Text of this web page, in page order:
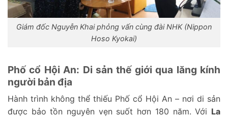
Giám đốc Nguyễn Khai phỏng vấn cùng đài NHK (Nippon
Hoso Kyokai)
Phố cổ Hội An: Di sản thế giới qua lăng kính
người bản địa
Hành trình không thể thiếu Phố cổ Hội An – nơi di sản
được bảo tồn nguyên vẹn suốt hơn 180 năm. Với La